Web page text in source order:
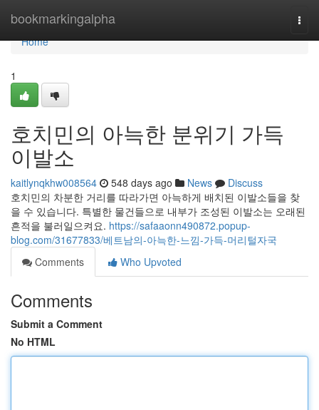
bookmarkingalpha
Home
Home
1
호치민의 아늑한 분위기 가득
이발소
kaitlynqkhw008564 548 days ago News
Discuss
호치민의 차분한 거리를 따라가면 아늑하게 배치된 이발소들을 찾
을 수 있습니다. 특별한 물건들으로 내부가 조성된 이발소는 오래된
흔적을 불러일으켜요. https://safaaonn490872.popup-
blog.com/31677833/베트남의-아늑한-느낌-가득-머리털자국
Comments
Who Upvoted
Comments
Submit a Comment
No HTML